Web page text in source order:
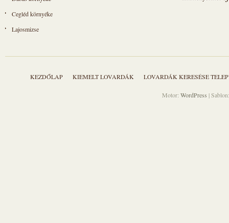
Cegléd környéke
Lajosmizse
KEZDŐLAP KIEMELT LOVARDÁK LOVARDÁK KERESÉSE
Motor:WordPress |